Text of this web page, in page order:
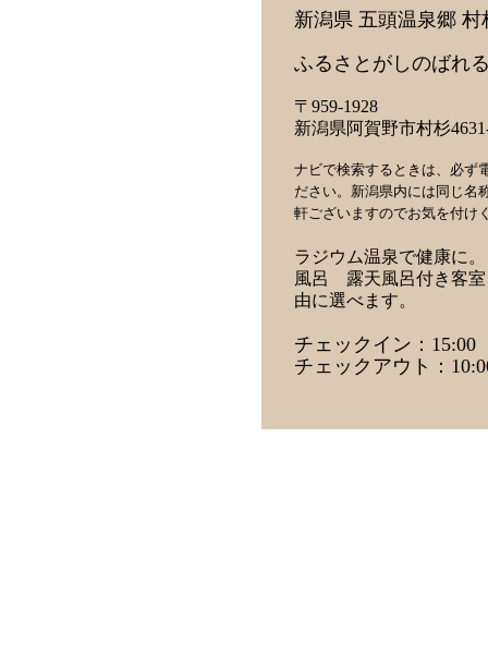
新潟県 五頭温泉郷 村
ふるさとがしのばれ
〒959-1928
新潟県阿賀野市村杉
ナビで検索するときは、必ず
ださい。新潟県内には同じ名
軒ございますのでお気を付け
ラジウム温泉で健康に
風呂 露天風呂付き客
由に選べます。
チェックイン：15:00
チェックアウト：